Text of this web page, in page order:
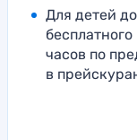
Для детей
часов по
в